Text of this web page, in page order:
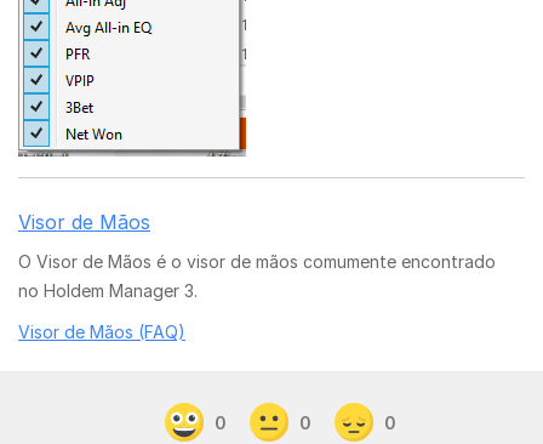
Visor de Mãos
O Visor de Mãos é o visor de mãos comumente encontrado
no Holdem Manager 3.
Visor de Mãos (FAQ)
0 0 0